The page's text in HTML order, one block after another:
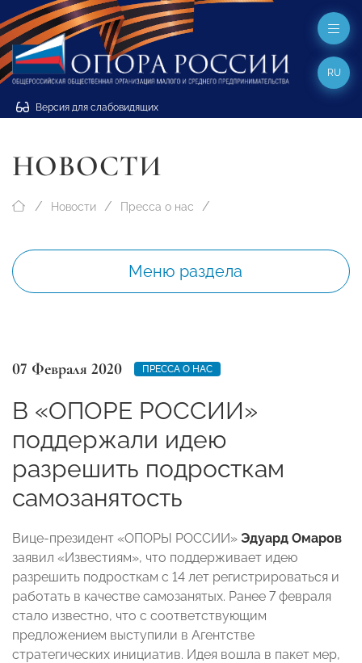
Версия для слабовидящих
RU
НОВОСТИ
Новости Пресса о нас
Меню раздела
07 Февраля 2020 ПРЕССА О НАС
В «ОПОРЕ РОССИИ»
поддержали идею
разрешить подросткам
самозанятость
Вице-президент «ОПОРЫ РОССИИ» Эдуард Омаров
заявил «Известиям», что поддерживает идею
разрешить подросткам с 14 лет регистрироваться и
работать в качестве самозанятых. Ранее 7 февраля
стало известно, что с соответствующим
предложением выступили в Агентстве
стратегических инициатив. Идея вошла в пакет мер,